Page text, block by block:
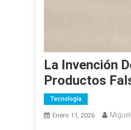
La Invención
Productos
Tecnología
Enero 11, 2026